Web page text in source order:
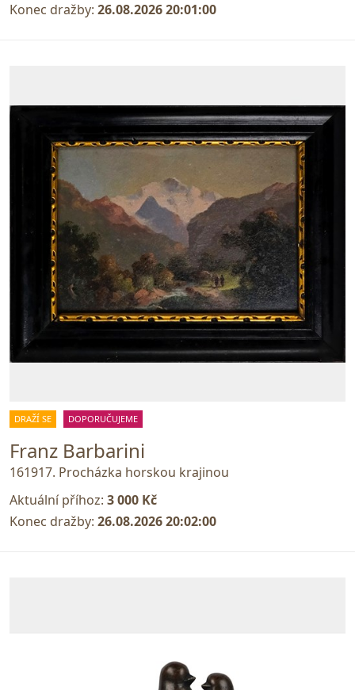
Konec dražby: 26.08.2026 20:01:00
DRAŽÍ SE DOPORUČUJEME
Franz Barbarini
161917. Procházka horskou krajinou
Aktuální příhoz: 3 000 Kč
Konec dražby: 26.08.2026 20:02:00